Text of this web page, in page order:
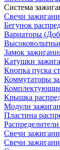
Система
Свечи
Бегунок
Вариаторы
Замок
Катушки
Кнопка пуска
Коммутаторы
Крышка
Модули
Пластина
Свечи
Свечи